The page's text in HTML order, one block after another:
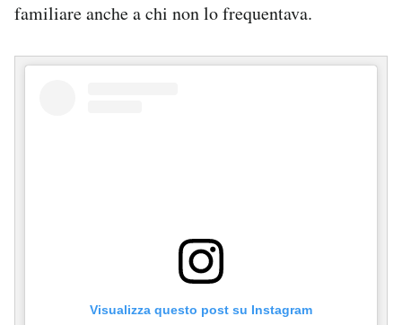
familiare anche a chi non lo frequentava.
Visualizza questo post su Instagram